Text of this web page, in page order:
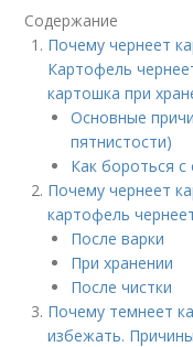
Содержание
Почему чернеет
Картофель
картошка при
Основные
пятнистости)
Как бороться
Почему чернеет
картофель
После варки
При хранении
После чистки
Почему темнеет
избежать.